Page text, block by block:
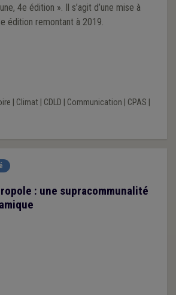
4e édition ». Il s’agit d’une mise à
édition remontant à 2019.
Climat| CDLD Communication CPAS
: une supracommunalité